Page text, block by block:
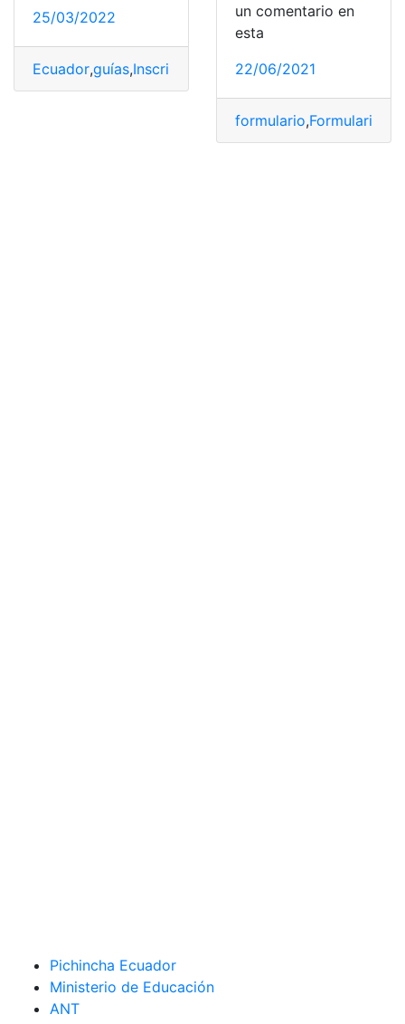
25/03/2022
Ecuador,guías,Inscripciones penitenciarios
un comentario en
esta
22/06/2021
formulario,Formularios
Pichincha Ecuador
Ministerio de Educación
ANT